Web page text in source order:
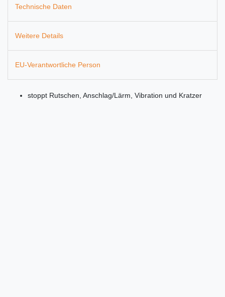
Technische Daten
Weitere Details
EU-Verantwortliche Person
stoppt Rutschen, Anschlag/Lärm, Vibration und Kratzer